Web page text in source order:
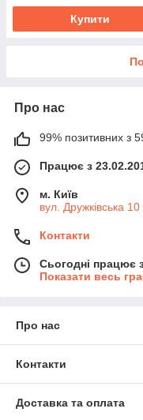
Купити
Про нас
99% позитивних з
Працює з
м. Київ
вул. Дружківська
Контакти
Сьогодні працює
Показати весь
Про нас
Контакти
Доставка та оплата